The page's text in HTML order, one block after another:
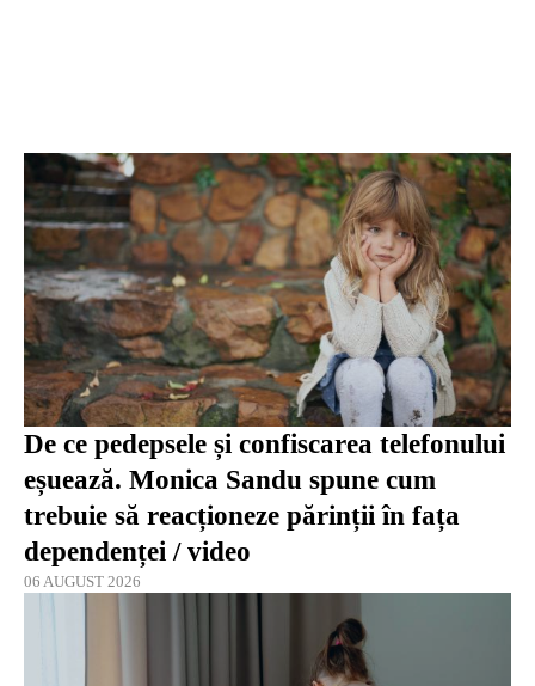
De ce pedepsele și confiscarea telefonului
eșuează. Monica Sandu spune cum
trebuie să reacționeze părinții în fața
dependenței / video
06 AUGUST 2026